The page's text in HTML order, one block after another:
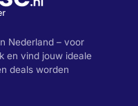
Nederland – voor
en vind jouw ideale
deals worden